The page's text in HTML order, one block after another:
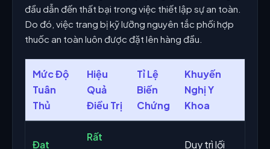
đầu dẫn đến thất bại trong việc thiết lập sự an toàn.
Do đó, việc trang bị kỹ lưỡng nguyên tắc phối hợp
thuốc an toàn luôn được đặt lên hàng đầu.
Mức Độ
Tuân
Thủ
Hiệu
Quả
Điều Trị
Tỉ Lệ
Biến
Chứng
Khuyến
Nghị Y
Khoa
Đạt
Rất
Duy trì lối